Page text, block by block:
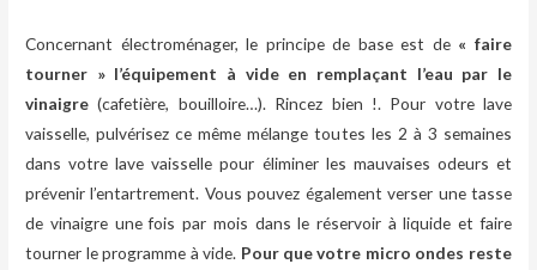
Concernant électroménager, le principe de base est de « faire
tourner » l’équipement à vide en remplaçant l’eau par le
vinaigre (cafetière, bouilloire…). Rincez bien !. Pour votre lave
vaisselle, pulvérisez ce même mélange toutes les 2 à 3 semaines
dans votre lave vaisselle pour éliminer les mauvaises odeurs et
prévenir l’entartrement. Vous pouvez également verser une tasse
de vinaigre une fois par mois dans le réservoir à liquide et faire
tourner le programme à vide. Pour que votre micro ondes reste